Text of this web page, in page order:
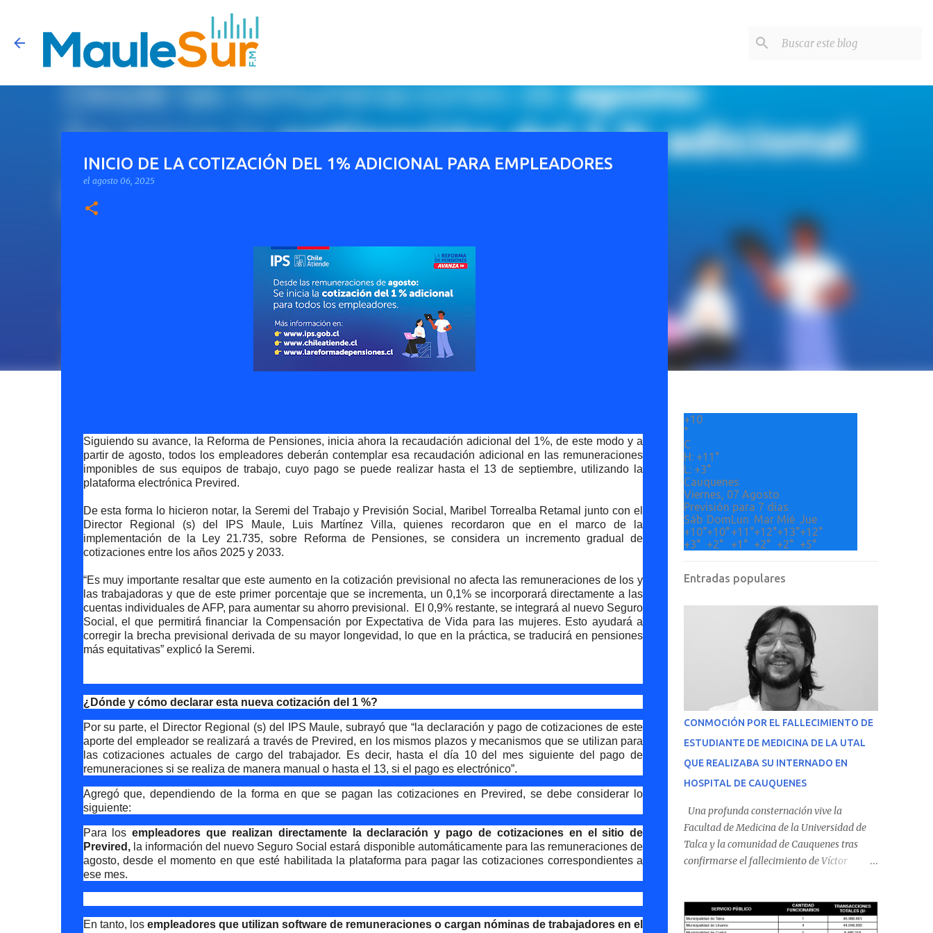
INICIO DE LA COTIZACIÓN DEL 1% ADICIONAL PARA EMPLEADORES
el agosto 06, 2025
Siguiendo su avance, la Reforma de Pensiones, inicia ahora la recaudación adicional del 1%, de este modo y a
partir de agosto, todos los empleadores deberán contemplar esa recaudación adicional en las remuneraciones
imponibles de sus equipos de trabajo, cuyo pago se puede realizar hasta el 13 de septiembre, utilizando la
plataforma electrónica Previred.
De esta forma lo hicieron notar, la Seremi del Trabajo y Previsión Social, Maribel Torrealba Retamal junto con el
Director Regional (s) del IPS Maule, Luis Martínez Villa, quienes recordaron que en el marco de la
implementación de la Ley 21.735, sobre Reforma de Pensiones, se considera un incremento gradual de
cotizaciones entre los años 2025 y 2033.
“Es muy importante resaltar que este aumento en la cotización previsional no afecta las remuneraciones de los y
las trabajadoras y que de este primer porcentaje que se incrementa, un 0,1% se incorporará directamente a las
cuentas individuales de AFP, para aumentar su ahorro previsional.
El 0,9% restante, se integrará al nuevo Seguro
Social, el que permitirá financiar la Compensación por Expectativa de Vida para las mujeres. Esto ayudará a
corregir la brecha previsional derivada de su mayor longevidad, lo que en la práctica, se traducirá en pensiones
más equitativas” explicó la Seremi.
¿Dónde y cómo declarar esta nueva cotización del 1 %?
Por su parte, el Director Regional (s) del IPS Maule, subrayó que “la declaración y pago de cotizaciones de este
aporte del empleador se realizará a través de Previred, en los mismos plazos y mecanismos que se utilizan para
las cotizaciones actuales de cargo del trabajador. Es decir, hasta el día 10 del mes siguiente del pago de
remuneraciones si se realiza de manera manual o hasta el 13, si el pago es electrónico”.
Agregó que, dependiendo de la forma en que se pagan las cotizaciones en Previred, se debe considerar lo
siguiente:
Para losempleadores que realizan directamente la declaración y pago de cotizaciones en el sitio de
Previred,la información del nuevo Seguro Social estará disponible automáticamente para las remuneraciones de
agosto, desde el momento en que esté habilitada la plataforma para pagar las cotizaciones correspondientes a
ese mes.
En tanto, los empleadores que utilizan software de remuneraciones o cargan nóminas de trabajadores en el
+10
°
C
H: +11°
L: +3°
Cauquenes
Viernes, 07 Agosto
Previsión para 7 días
Sáb DomLun Mar Mié Jue
+10°+10°+11°+12°+13°+12°
+3° +2° +1° +2° +2° +5°
Entradas populares
CONMOCIÓN POR EL FALLECIMIENTO DE
ESTUDIANTE DE MEDICINA DE LA UTAL
QUE REALIZABA SU INTERNADO EN
HOSPITAL DE CAUQUENES
Una profunda consternación vive la
Facultad de Medicina de la Universidad de
Talca y la comunidad de Cauquenes tras
confirmarse el fallecimiento de Víctor
Cauquenes. De acuerdo con los antecedentes
conocidos, el joven se presentó a cumplir su